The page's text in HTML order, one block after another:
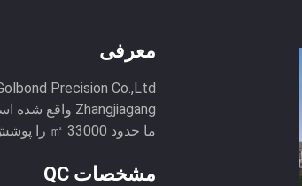
معرفی
ما حدود 33000 ㎡ را پوشش می دهد که بیش از 15 ...
مشخصات QC